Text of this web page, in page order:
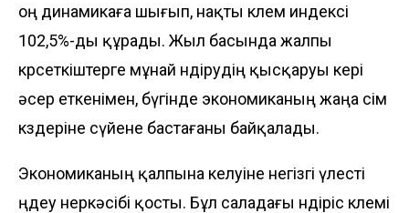
оң динамикаға шығып, нақты көлем индексі
102,5%-ды құрады. Жыл басында жалпы
көрсеткіштерге мұнай өндірудің қысқаруы кері
әсер еткенімен, бүгінде экономиканың жаңа өсім
көздеріне сүйене бастағаны байқалады.
Экономиканың қалпына келуіне негізгі үлесті
өңдеу өнеркәсібі қосты. Бұл саладағы өндіріс көлемі